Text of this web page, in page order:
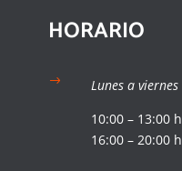
HORARIO
$
Lunes a viernes
10:00 – 13:00 h
16:00 – 20:00 h